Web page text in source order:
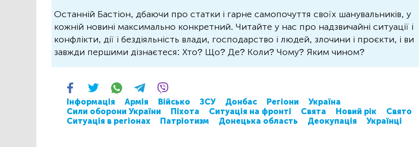
Останній Бастіон, дбаючи про статки і гарне самопочуття своїх шанувальників, у
кожній новині максимально конкретний. Читайте у нас про надзвичайні ситуації і
конфлікти, дії і бездіяльність влади, господарство і людей, злочини і проєкти, і ви
завжди першими дізнаєтеся: Хто? Що? Де? Коли? Чому? Яким чином?
Інформація Армія Військо ЗСУ Донбас Регіони
Україна
Сили оборони України
Піхота Ситуація на фронті Свята Новий рік
Свято
Ситуація в регіонах
Патріотизм Донецька область Деокупація Українці